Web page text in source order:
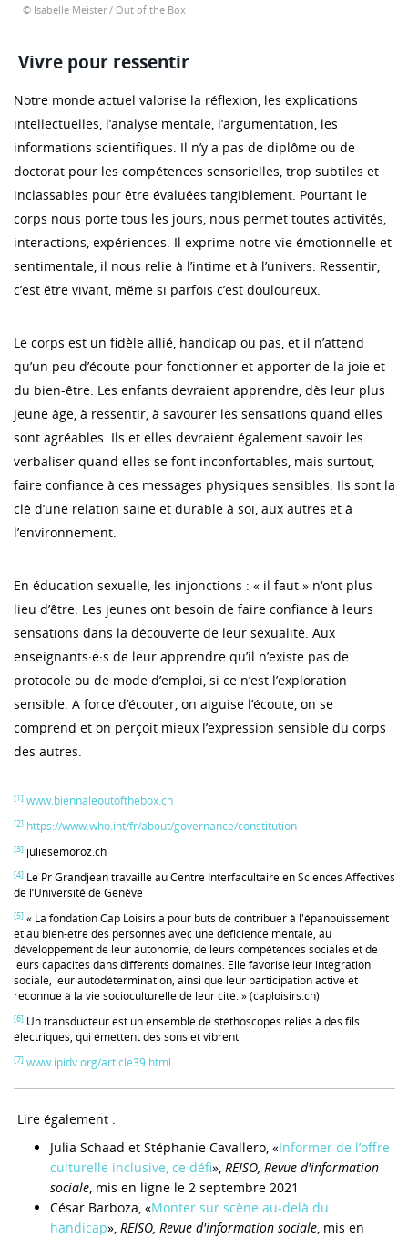
© Isabelle Meister / Out of the Box
Vivre pour ressentir
Notre monde actuel valorise la réflexion, les explications
intellectuelles, l’analyse mentale, l’argumentation, les
informations scientifiques. Il n’y a pas de diplôme ou de
doctorat pour les compétences sensorielles, trop subtiles et
inclassables pour être évaluées tangiblement. Pourtant le
corps nous porte tous les jours, nous permet toutes activités,
interactions, expériences. Il exprime notre vie émotionnelle et
sentimentale, il nous relie à l’intime et à l’univers. Ressentir,
c’est être vivant, même si parfois c’est douloureux.
Le corps est un fidèle allié, handicap ou pas, et il n’attend
qu’un peu d’écoute pour fonctionner et apporter de la joie et
du bien-être. Les enfants devraient apprendre, dès leur plus
jeune âge, à ressentir, à savourer les sensations quand elles
sont agréables. Ils et elles devraient également savoir les
verbaliser quand elles se font inconfortables, mais surtout,
faire confiance à ces messages physiques sensibles. Ils sont la
clé d’une relation saine et durable à soi, aux autres et à
l’environnement.
En éducation sexuelle, les injonctions : « il faut » n‘ont plus
lieu d’être. Les jeunes ont besoin de faire confiance à leurs
sensations dans la découverte de leur sexualité. Aux
enseignants·e·s de leur apprendre qu’il n’existe pas de
protocole ou de mode d’emploi, si ce n’est l’exploration
sensible. A force d’écouter, on aiguise l’écoute, on se
comprend et on perçoit mieux l’expression sensible du corps
des autres.
[1] www.biennaleoutofthebox.ch
[2] https://www.who.int/fr/about/governance/constitution
[3] juliesemoroz.ch
[4] Le Pr Grandjean travaille au Centre Interfacultaire en Sciences Affectives
de l’Université de Genève
[5] « La fondation Cap Loisirs a pour buts de contribuer à l'épanouissement
et au bien-être des personnes avec une déficience mentale, au
développement de leur autonomie, de leurs compétences sociales et de
leurs capacités dans différents domaines. Elle favorise leur intégration
sociale, leur autodétermination, ainsi que leur participation active et
reconnue à la vie socioculturelle de leur cité. » (caploisirs.ch)
[6] Un transducteur est un ensemble de stéthoscopes reliés à des fils
électriques, qui émettent des sons et vibrent
[7] www.ipidv.org/article39.html
Lire également :
Julia Schaad et Stéphanie Cavallero, «Informer de l’offre
culturelle inclusive, ce défi», REISO, Revue d'information
sociale, mis en ligne le 2 septembre 2021
César Barboza, «Monter sur scène au-delà du
handicap», REISO, Revue d'information sociale, mis en